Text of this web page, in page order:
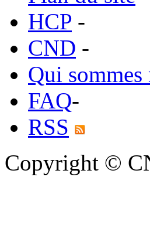
HCP -
CND -
Qui sommes
FAQ-
RSS
Copyright ©